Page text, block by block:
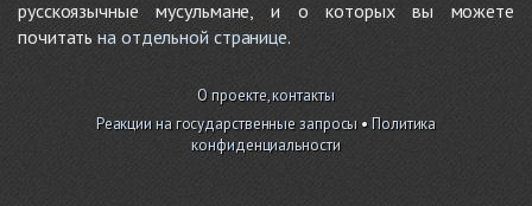
русскоязычные мусульмане, и о которых вы можете
почитатьна отдельной странице.
О проекте, контакты
Реакции на государственные запросы •Политика
конфиденциальности